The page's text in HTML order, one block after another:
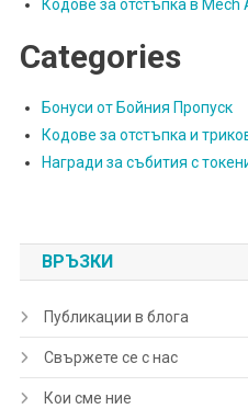
Кодове за отстъпка в
Categories
Бонуси от Бойния Пропуск
Кодове за отстъпка и
Награди за събития с
ВРЪЗКИ
Публикации в блога
Свържете се с нас
Кои сме ние